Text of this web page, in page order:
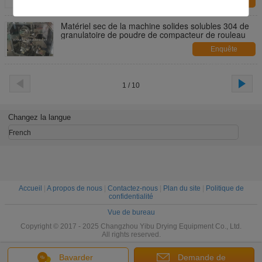
maintenant
Matériel sec de la machine solides solubles 304 de
granulatoire de poudre de compacteur de rouleau
Enquête
1 / 10
Bavarder Demande de
Changez la langue
French
Accueil A propos de nous| Contactez-nous| Plan du site
Politique de
confidentialité
Vue de bureau
Copyright © 2017 - 2025 Changzhou Yibu Drying Equipment Co., Ltd.
All rights reserved.